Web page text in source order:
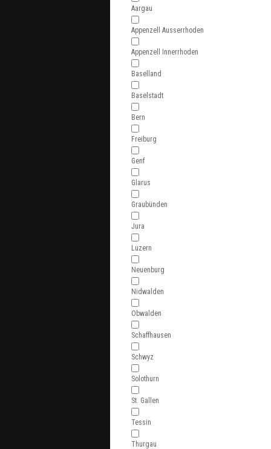
Aargau
Appenzell Ausserrhoden
Appenzell Innerrhoden
Baselland
Baselstadt
Bern
Freiburg
Genf
Glarus
Graubünden
Jura
Luzern
Neuenburg
Nidwalden
Obwalden
Schaffhausen
Schwyz
Solothurn
St. Gallen
Tessin
Thurgau